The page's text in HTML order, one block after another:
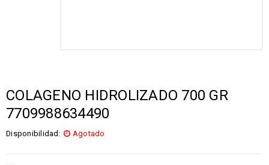
COLAGENO HIDROLIZADO 700 GR
7709988634490
Disponibilidad: Agotado